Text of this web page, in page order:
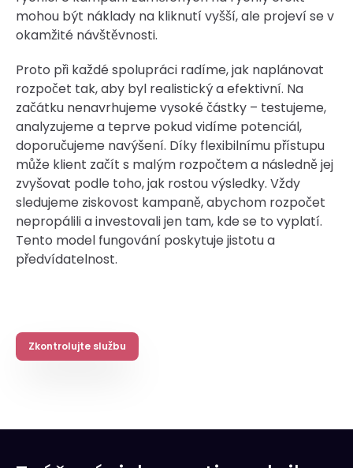
mohou být náklady na kliknutí vyšší, ale projeví se v
okamžité návštěvnosti.
Proto při každé spolupráci radíme, jak naplánovat
rozpočet tak, aby byl realistický a efektivní. Na
začátku nenavrhujeme vysoké částky – testujeme,
analyzujeme a teprve pokud vidíme potenciál,
doporučujeme navýšení. Díky flexibilnímu přístupu
může klient začít s malým rozpočtem a následně jej
zvyšovat podle toho, jak rostou výsledky. Vždy
sledujeme ziskovost kampaně, abychom rozpočet
nepropálili a investovali jen tam, kde se to vyplatí.
Tento model fungování poskytuje jistotu a
předvídatelnost.
Zkontrolujte službu